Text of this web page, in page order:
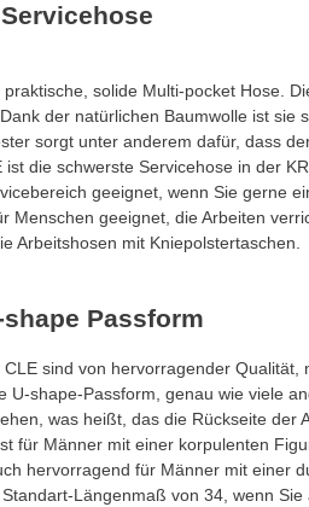
solide Multi-pocket Hose.
der natürlichen Baumwolle ist sie
sorgt unter anderem dafür, dass
die schwerste Servicehose in der
geeignet, wenn Sie gerne
Menschen geeignet, die Arbeiten
Arbeitshosen mit Kniepolstertaschen.
Passform
sind von hervorragender Qualität,
U-shape-Passform, genau wie viele
was heißt, das die Rückseite der
für Männer mit einer korpulenten
hervorragend für Männer mit einer
Längenmaß von 34, wenn